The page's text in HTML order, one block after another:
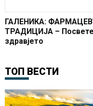
ГАЛЕНИКА:
ТРАДИЦИЈА –
здравјето
ТОП ВЕСТИ